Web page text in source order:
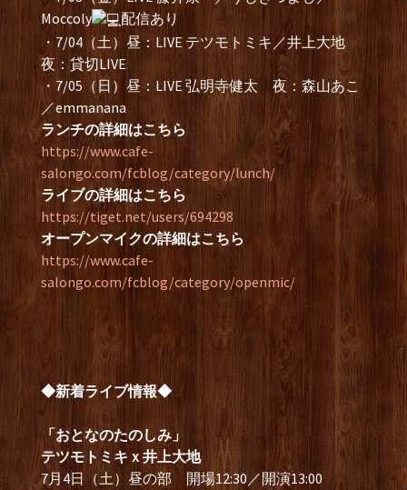
Moccoly
配信あり
・7/04（土）昼：LIVE テツモトミキ／井上大地
夜：貸切LIVE
・7/05（日）昼：LIVE 弘明寺健太 夜：森山あこ
／emmanana
ランチの詳細はこちら
https://www.cafe-
salongo.com/fcblog/category/lunch/
ライブの詳細はこちら
https://tiget.net/users/694298
オープンマイクの詳細はこちら
https://www.cafe-
salongo.com/fcblog/category/openmic/
◆新着ライブ情報◆
「おとなのたのしみ」
テツモトミキｘ井上大地
7月4日（土）昼の部 開場12:30／開演13:00